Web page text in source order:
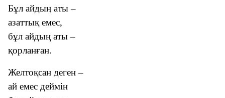
Бұл айдың аты –
азаттық емес,
бұл айдың аты –
қорланған.
Желтоқсан деген –
ай емес деймін